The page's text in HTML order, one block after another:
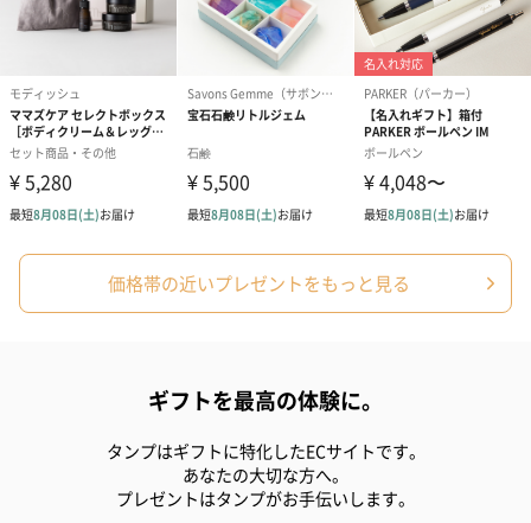
ゼリーバウム カット
（レモン＆紅茶）（432
麦わらパンダバウム
（バナナ味）（540円）
3層デザート
ェ〜国産フル
り〜 3号（864
スキンケアグッズ
スキンケアグッズを同梱してお届けします。
ト【ありがとう】
ドクリーム（ピンクグ
レープフルーツ）
（2,145円）
価格帯の近いプレゼントをもっと見る
ギフトを最高の体験に。
タンプはギフトに特化したECサイトです。
あなたの大切な方へ。
プレゼントはタンプがお手伝いします。